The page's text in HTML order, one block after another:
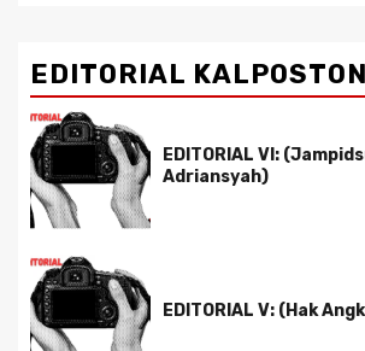
EDITORIAL
EDITORIAL VI:
Adriansyah)
EDITORIAL V: (Hak